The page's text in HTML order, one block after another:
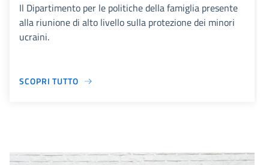
Il Dipartimento per le politiche della famiglia presente
alla riunione di alto livello sulla protezione dei minori
ucraini.
SCOPRI TUTTO